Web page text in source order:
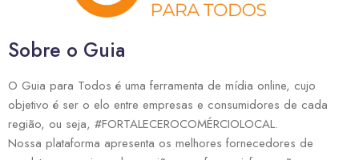
Sobre o Guia
O Guia para Todos é uma ferramenta de mídia online, cujo
objetivo é ser o elo entre empresas e consumidores de cada
região, ou seja, #FORTALECEROCOMÉRCIOLOCAL.
Nossa plataforma apresenta os melhores fornecedores de